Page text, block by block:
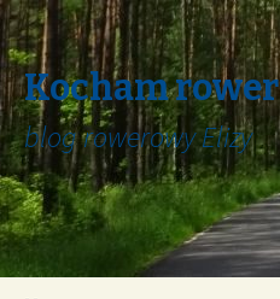
Kocham rower
blog rowerowy Elizy